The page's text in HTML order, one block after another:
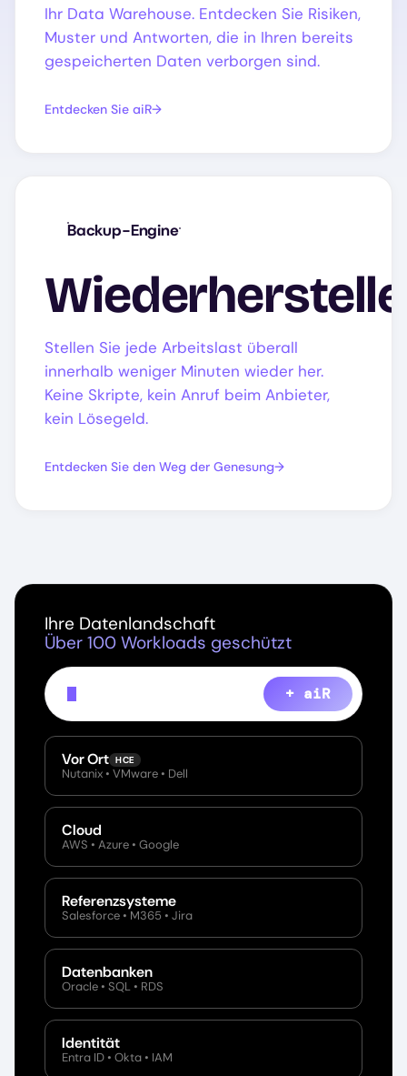
Ihr Data Warehouse. Entdecken Sie Risiken,
Muster und Antworten, die in Ihren bereits
gespeicherten Daten verborgen sind.
Entdecken Sie aiR
Backup-Engine
Stellen Sie jede Arbeitslast überall
innerhalb weniger Minuten wieder her.
Keine Skripte, kein Anruf beim Anbieter,
kein Lösegeld.
Entdecken Sie den Weg der Genesung
Ihre Datenlandschaft
Über 100 Workloads geschützt
Show every file containing PII acros
+ aiR
Vor Ort HCE
Nutanix • VMware • Dell
Cloud
AWS • Azure • Google
Referenzsysteme
Salesforce • M365 • Jira
Datenbanken
Oracle • SQL • RDS
Identität
Entra ID • Okta • IAM